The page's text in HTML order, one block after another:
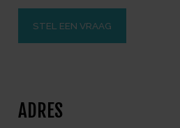
STEL EEN VRAAG
ADRES